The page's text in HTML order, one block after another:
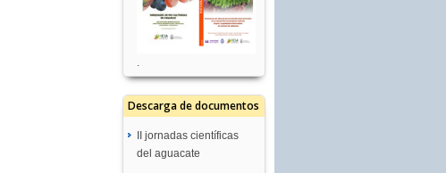
.
Descarga de documentos
II jornadas científicas
del aguacate